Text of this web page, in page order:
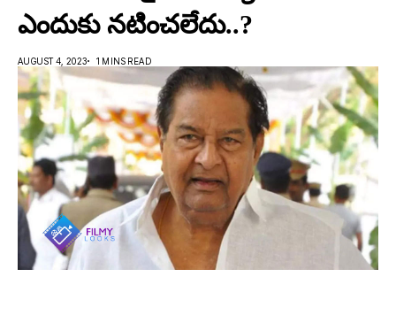
ఎందుకు నటించలేదు..?
AUGUST 4, 2023 1 MINS READ